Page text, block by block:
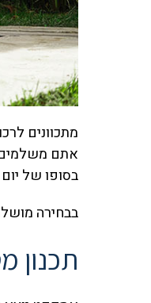
מתכוונים
אתם משלמים
בסופו של יום
בבחירה
תכנון